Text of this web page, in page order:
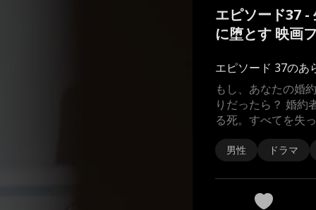
エピソード37 -
に堕とす 映画
エピソード 37のあ
もし、あなたの婚
りだったら？ 婚約
る死。すべてを失
男性 ドラマ